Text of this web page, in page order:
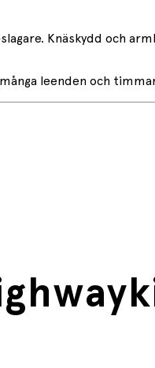
Knäskydd och
leenden och